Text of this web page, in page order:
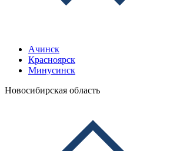
Ачинск
Красноярск
Минусинск
Новосибирская область